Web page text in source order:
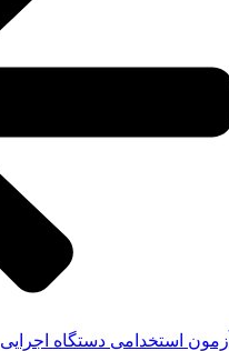
آزمون استخدامی دستگاه اجرایی